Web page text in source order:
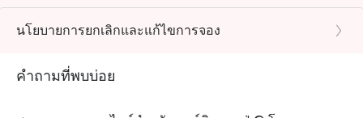
บุฟเฟ่ต์นานาชาติมื้อกลางวัน | วันจันทร์ – ศุกร์ เวลา
12.00 – 15.00 น.
เด็ก (อายุ 3 – 12 ปี): 800++ บาท ต่อท่าน
นโยบายการยกเลิกและแก้ไขการจอง
คำถามที่พบบ่อย